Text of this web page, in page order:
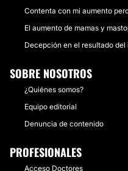
Contenta con mi aumento
El aumento de mamas y
Decepción en el resultado
SOBRE NOSOTROS
¿Quiénes somos?
Equipo editorial
Denuncia de contenido
PROFESIONALES
Acceso Doctores